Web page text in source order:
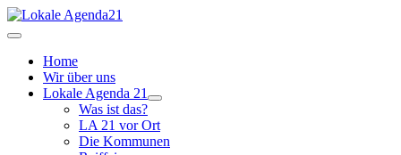
Home
Wir über uns
Lokale Agenda 21
Was ist das?
LA 21 vor Ort
Die Kommunen